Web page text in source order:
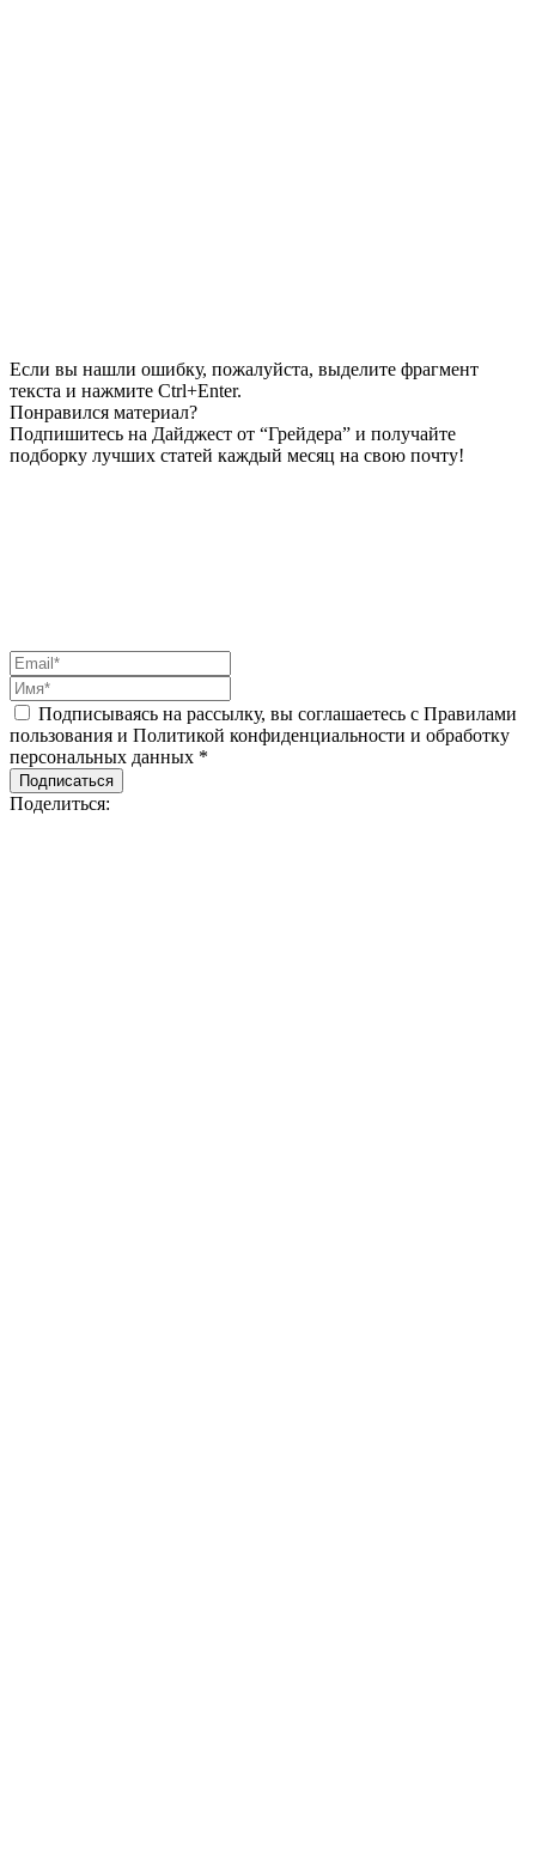
Если вы нашли ошибку, пожалуйста, выделите фрагмент
текста и нажмите Ctrl+Enter.
Понравился материал?
Подпишитесь на Дайджест от “Грейдера” и получайте
подборку лучших статей каждый месяц на свою почту!
Подписываясь на рассылку, вы соглашаетесь с Правилами
пользования и Политикой конфиденциальности и обработку
персональных данных *
Подписаться
Поделиться: